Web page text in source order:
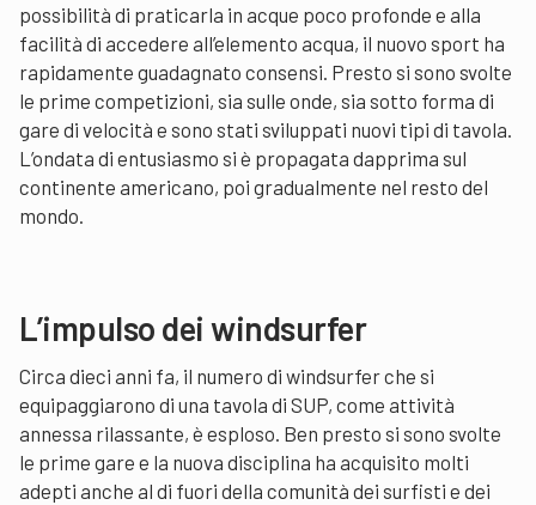
possibilità di praticarla in acque poco profonde e alla
facilità di accedere all’elemento acqua, il nuovo sport ha
rapidamente guadagnato consensi. Presto si sono svolte
le prime competizioni, sia sulle onde, sia sotto forma di
gare di velocità e sono stati sviluppati nuovi tipi di tavola.
L’ondata di entusiasmo si è propagata dapprima sul
continente americano, poi gradualmente nel resto del
mondo.
L’impulso dei windsurfer
Circa dieci anni fa, il numero di windsurfer che si
equipaggiarono di una tavola di SUP, come attività
annessa rilassante, è esploso. Ben presto si sono svolte
le prime gare e la nuova disciplina ha acquisito molti
adepti anche al di fuori della comunità dei surfisti e dei